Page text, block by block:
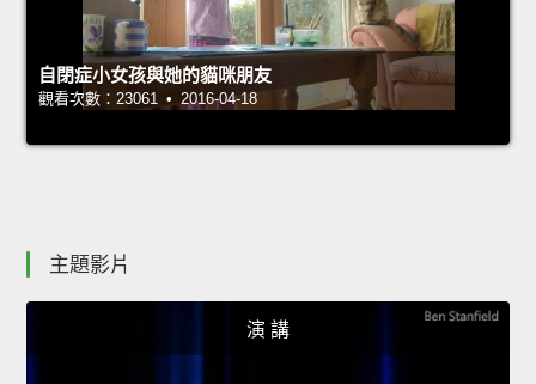
自閉症小女孩與她的貓咪朋友
觀看次數：23061 • 2016-04-18
主題影片
演 講